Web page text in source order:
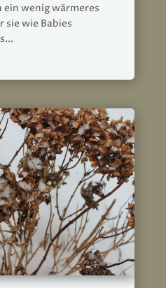
wenig wärmeres
sie wie Babies